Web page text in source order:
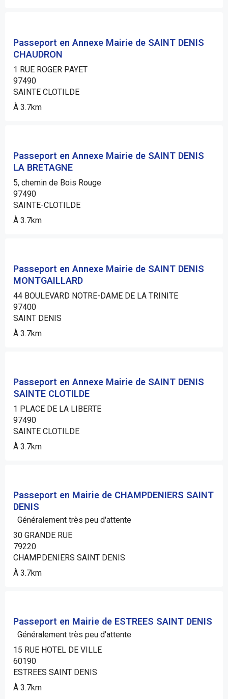
Passeport en Annexe Mairie de SAINT DENIS
CHAUDRON
1 RUE ROGER PAYET
97490
SAINTE CLOTILDE
À 3.7km
Passeport en Annexe Mairie de SAINT DENIS
LA BRETAGNE
5, chemin de Bois Rouge
97490
SAINTE-CLOTILDE
À 3.7km
Passeport en Annexe Mairie de SAINT DENIS
MONTGAILLARD
44 BOULEVARD NOTRE-DAME DE LA TRINITE
97400
SAINT DENIS
À 3.7km
Passeport en Annexe Mairie de SAINT DENIS
SAINTE CLOTILDE
1 PLACE DE LA LIBERTE
97490
SAINTE CLOTILDE
À 3.7km
Passeport en Mairie de CHAMPDENIERS SAINT
DENIS
Généralement très peu d'attente
30 GRANDE RUE
79220
CHAMPDENIERS SAINT DENIS
À 3.7km
Passeport en Mairie de ESTREES SAINT DENIS
Généralement très peu d'attente
15 RUE HOTEL DE VILLE
60190
ESTREES SAINT DENIS
À 3.7km